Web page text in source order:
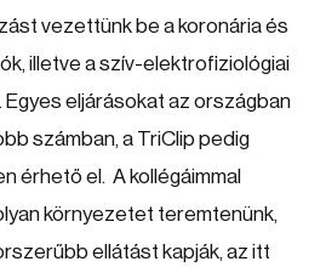
vezettünk be a koronária és
illetve a szív-elektrofiziológiai
eljárásokat az országban
számban, a TriClip pedig
érhető el. A kollégáimmal
környezetet teremtenünk,
ellátást kapják, az itt